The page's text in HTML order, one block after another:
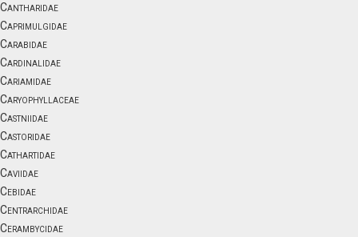
Cantharidae
Caprimulgidae
Carabidae
Cardinalidae
Cariamidae
Caryophyllaceae
Castniidae
Castoridae
Cathartidae
Caviidae
Cebidae
Centrarchidae
Cerambycidae